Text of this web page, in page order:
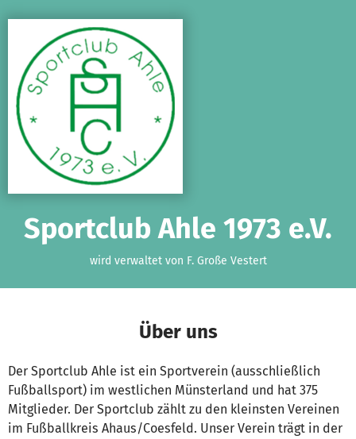
Sportclub Ahle 1973 e.V.
wird verwaltet von F. Große Vestert
Über uns
Der Sportclub Ahle ist ein Sportverein (ausschließlich
Fußballsport) im westlichen Münsterland und hat 375
Mitglieder. Der Sportclub zählt zu den kleinsten Vereinen
im Fußballkreis Ahaus/Coesfeld. Unser Verein trägt in der